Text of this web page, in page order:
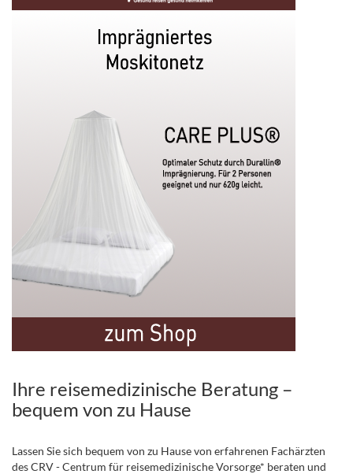
Ihre reisemedizinische Beratung –
bequem von zu Hause
Lassen Sie sich bequem von zu Hause von erfahrenen Fachärzten
des CRV - Centrum für reisemedizinische Vorsorge* beraten und